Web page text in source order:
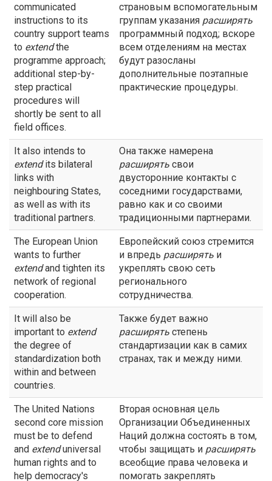
communicated
instructions to its
country support teams
to extendthe
programme approach;
additional step-by-
step practical
procedures will
shortly be sent to all
field offices.
страновым вспомогательным
группам указания расширять
программный подход; вскоре
всем отделениям на местах
будут разосланы
дополнительные поэтапные
практические процедуры.
It also intends to
extendits bilateral
links with
neighbouring States,
as well as with its
traditional partners.
Она также намерена
расширять свои
двусторонние контакты с
соседними государствами,
равно как и со своими
традиционными партнерами.
The European Union
wants to further
extendand tighten its
network of regional
cooperation.
Европейский союз стремится
и впредь расширять и
укреплять свою сеть
регионального
сотрудничества.
It will also be
important to extend
the degree of
standardization both
within and between
countries.
Также будет важно
расширять степень
стандартизации как в самих
странах, так и между ними.
The United Nations
second core mission
must be to defend
and extenduniversal
human rights and to
help democracy's
Вторая основная цель
Организации Объединенных
Наций должна состоять в том,
чтобы защищать и расширять
всеобщие права человека и
помогать закреплять